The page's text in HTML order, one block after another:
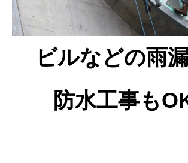
ビルなどの雨
防水工事も